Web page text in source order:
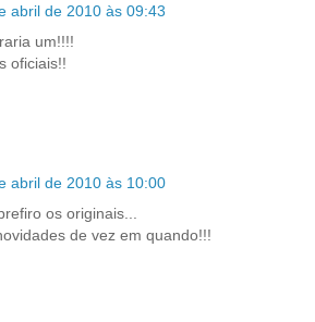
abril de 2010 às 09:43
um!!!!
oficiais!!
abril de 2010 às 10:00
os originais...
de vez em quando!!!